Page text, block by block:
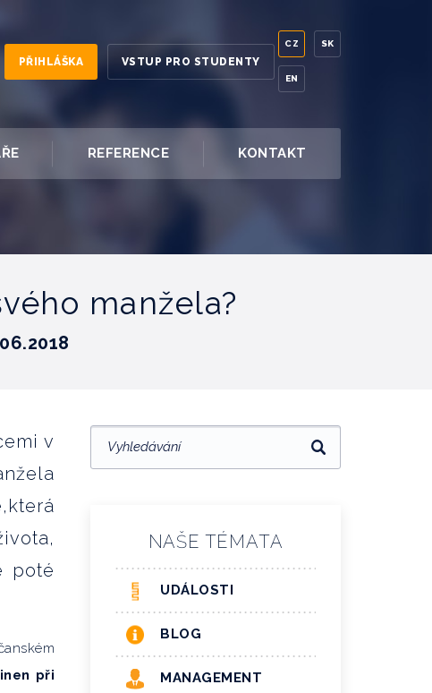
PŘIHLÁŠKA VSTUP PRO STUDENTY
CZ
EN
SK
REFERENCE KONTAKT
manžela?
v
poté
při
NAŠE TÉMATA
UDÁLOSTI
BLOG
MANAGEMENT